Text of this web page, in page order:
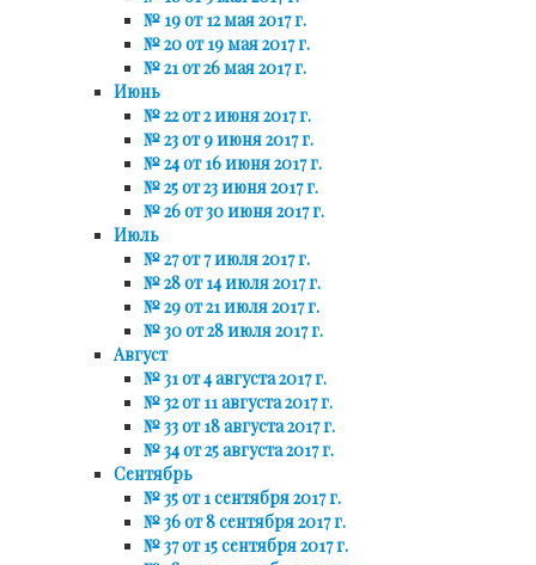
№ 19 от 12 мая 2017 г.
№ 20 от 19 мая 2017 г.
№ 21 от 26 мая 2017 г.
Июнь
№ 22 от 2 июня 2017 г.
№ 23 от 9 июня 2017 г.
№ 24 от 16 июня 2017 г.
№ 25 от 23 июня 2017 г.
№ 26 от 30 июня 2017 г.
Июль
№ 27 от 7 июля 2017 г.
№ 28 от 14 июля 2017 г.
№ 29 от 21 июля 2017 г.
№ 30 от 28 июля 2017 г.
Август
№ 31 от 4 августа 2017 г.
№ 32 от 11 августа 2017 г.
№ 33 от 18 августа 2017 г.
№ 34 от 25 августа 2017 г.
Сентябрь
№ 35 от 1 сентября 2017 г.
№ 36 от 8 сентября 2017 г.
№ 37 от 15 сентября 2017 г.